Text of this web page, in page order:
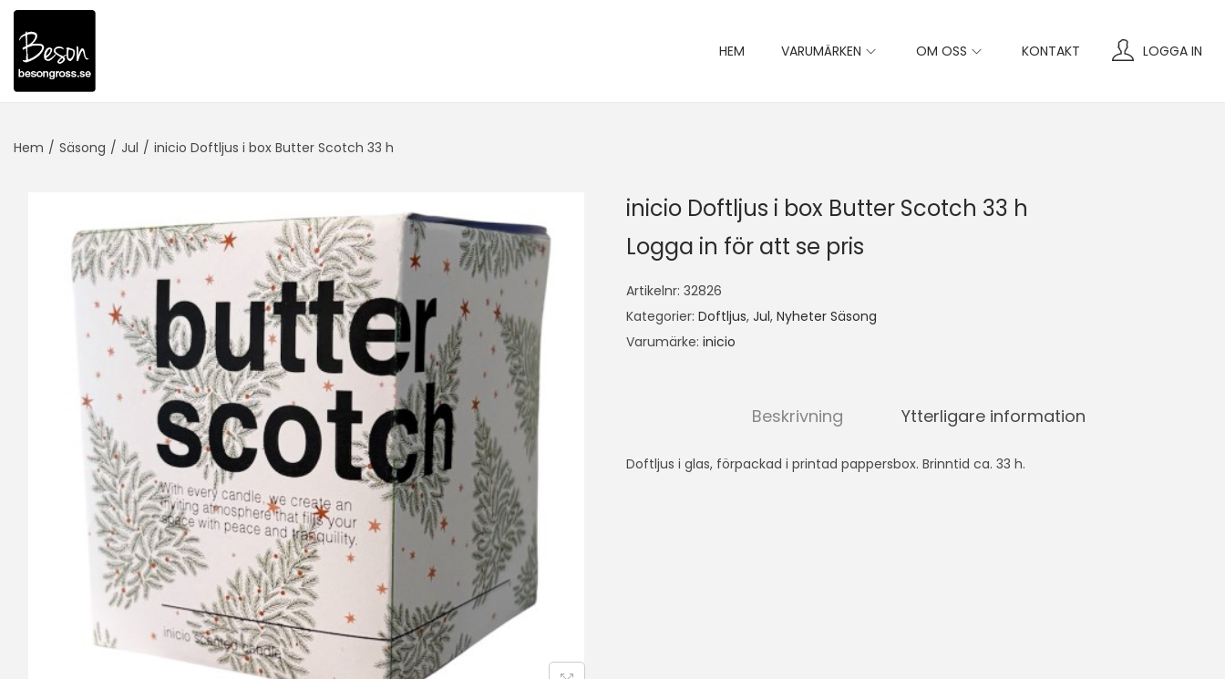
HEM VARUMÄRKEN OM OSS KONTAKT LOGGA IN
Hem / Säsong / Jul / inicio Doftljus i box Butter Scotch 33 h
inicio Doftljus i box Butter Scotch 33 h
Logga in för att se pris
Artikelnr: 32826
Kategorier: Doftljus, Jul, Nyheter Säsong
Varumärke: inicio
Beskrivning Ytterligare information
Doftljus i glas, förpackad i printad pappersbox. Brinntid ca. 33 h.